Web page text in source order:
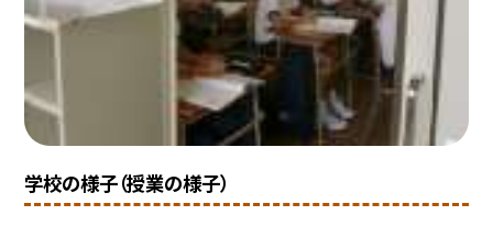
学校の様子（授業の様子）